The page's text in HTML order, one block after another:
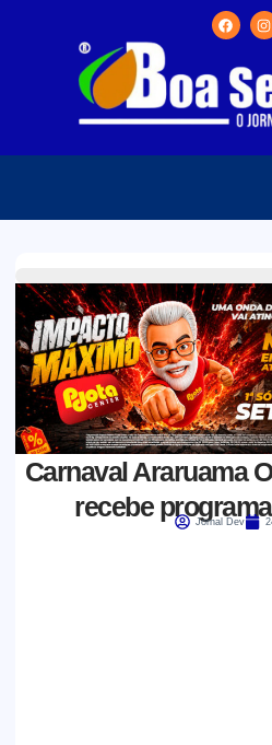
Carnaval Araruama
recebe
Jornal Dev